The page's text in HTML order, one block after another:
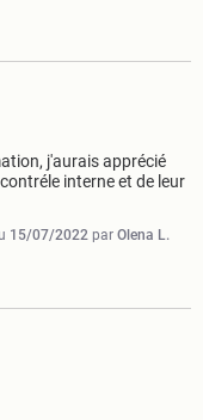
j'aurais apprécié
interne et de leur
15/07/2022 par Olena L.